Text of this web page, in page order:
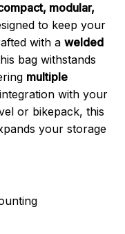
modular,
to keep your
with a welded
bag withstands
multiple
with your
or bikepack, this
your storage